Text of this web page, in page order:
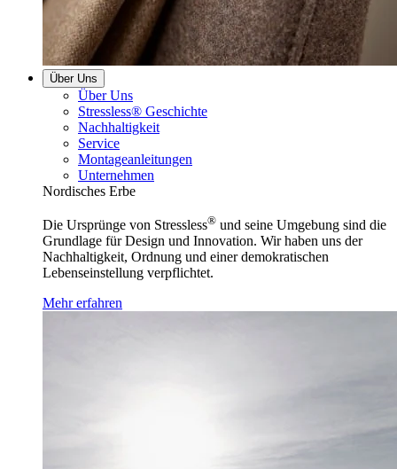
Über Uns
Über Uns
Stressless® Geschichte
Nachhaltigkeit
Service
Montageanleitungen
Unternehmen
Nordisches Erbe
Die Ursprünge von Stressless® und seine Umgebung sind die
Grundlage für Design und Innovation. Wir haben uns der
Nachhaltigkeit, Ordnung und einer demokratischen
Lebenseinstellung verpflichtet.
Mehr erfahren